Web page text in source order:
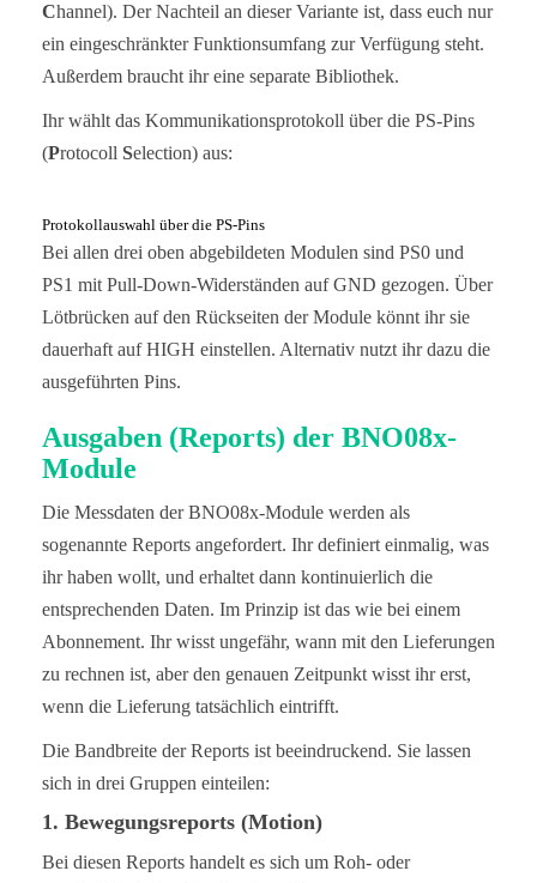
Channel). Der Nachteil an dieser Variante ist, dass euch nur
ein eingeschränkter Funktionsumfang zur Verfügung steht.
Außerdem braucht ihr eine separate Bibliothek.
Ihr wählt das Kommunikationsprotokoll über die PS-Pins
(Protocoll Selection) aus:
Protokollauswahl über die PS-Pins
Bei allen drei oben abgebildeten Modulen sind PS0 und
PS1 mit Pull-Down-Widerständen auf GND gezogen. Über
Lötbrücken auf den Rückseiten der Module könnt ihr sie
dauerhaft auf HIGH einstellen. Alternativ nutzt ihr dazu die
ausgeführten Pins.
Ausgaben (Reports) der BNO08x-
Module
Die Messdaten der BNO08x-Module werden als
sogenannte Reports angefordert. Ihr definiert einmalig, was
ihr haben wollt, und erhaltet dann kontinuierlich die
entsprechenden Daten. Im Prinzip ist das wie bei einem
Abonnement. Ihr wisst ungefähr, wann mit den Lieferungen
zu rechnen ist, aber den genauen Zeitpunkt wisst ihr erst,
wenn die Lieferung tatsächlich eintrifft.
Die Bandbreite der Reports ist beeindruckend. Sie lassen
sich in drei Gruppen einteilen:
1. Bewegungsreports (Motion)
Bei diesen Reports handelt es sich um Roh- oder